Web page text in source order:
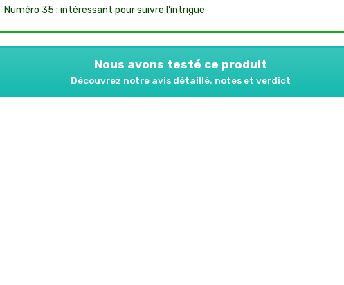
Numéro 35 : intéressant pour suivre l'intrigue
Nous avons testé ce produit
Découvrez notre avis détaillé, notes et verdict